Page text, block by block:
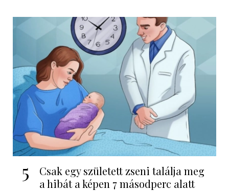
5
Csak egy született zseni találja meg
a hibát a képen 7 másodperc alatt